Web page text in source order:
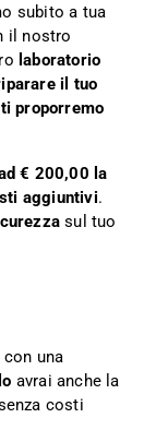
subito a tua
il nostro
laboratorio
il tuo
proporremo
€ 200,00 la
aggiuntivi.
sul tuo
una
avrai anche la
costi